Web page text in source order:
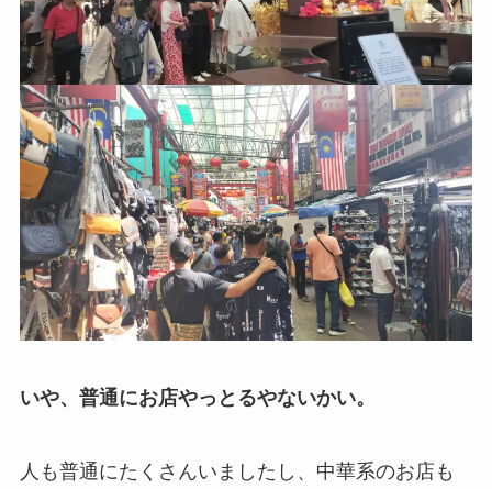
いや、普通にお店やっとるやないかい。
人も普通にたくさんいましたし、中華系のお店も